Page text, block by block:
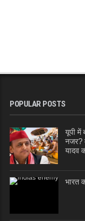
POPULAR POSTS
यूपी में
नजर?
यादव
भारत